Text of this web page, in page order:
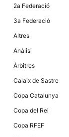
2a Federació
3a Federació
Altres
Anàlisi
Àrbitres
Calaix de Sastre
Copa Catalunya
Copa del Rei
Copa RFEF